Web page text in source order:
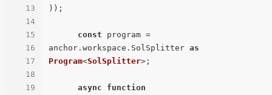
13
14
15
16
17
18
19
));
const program =
anchor. workspace . SolSplitter as
Program<SolSplitter>;
async
function